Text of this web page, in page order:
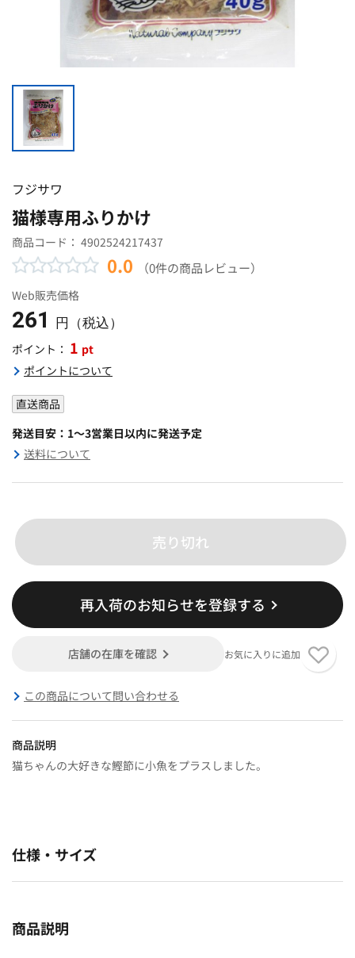
フジサワ
猫様専用ふりかけ
商品コード： 4902524217437
0.0 （0件の商品レビュー）
Web販売価格
261
円（税込）
ポイント： 1 pt
ポイントについて
直送商品
発送目安：1～3営業日以内に発送予定
送料について
売り切れ
再入荷のお知らせを登録する
店舗の在庫を確認 お気に入りに追加
この商品について問い合わせる
商品説明
猫ちゃんの大好きな鰹節に小魚をプラスしました。
仕様・サイズ
商品説明